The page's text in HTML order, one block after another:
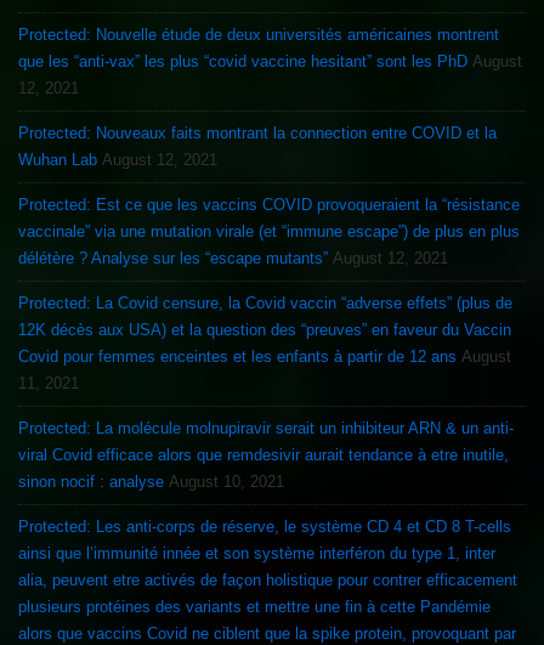
Protected: Nouvelle étude de deux universités américaines montrent
que les “anti-vax” les plus “covid vaccine hesitant” sont les PhD August
12, 2021
Protected: Nouveaux faits montrant la connection entre COVID et la
Wuhan Lab August 12, 2021
Protected: Est ce que les vaccins COVID provoqueraient la “résistance
vaccinale” via une mutation virale (et “immune escape”) de plus en plus
délétère ? Analyse sur les “escape mutants” August 12, 2021
Protected: La Covid censure, la Covid vaccin “adverse effets” (plus de
12K décès aux USA) et la question des “preuves” en faveur du Vaccin
Covid pour femmes enceintes et les enfants à partir de 12 ans August
11, 2021
Protected: La molécule molnupiravir serait un inhibiteur ARN & un anti-
viral Covid efficace alors que remdesivir aurait tendance à etre inutile,
sinon nocif : analyse August 10, 2021
Protected: Les anti-corps de réserve, le système CD 4 et CD 8 T-cells
ainsi que l’immunité innée et son système interféron du type 1, inter
alia, peuvent etre activés de façon holistique pour contrer efficacement
plusieurs protéines des variants et mettre une fin à cette Pandémie
alors que vaccins Covid ne ciblent que la spike protein, provoquant par